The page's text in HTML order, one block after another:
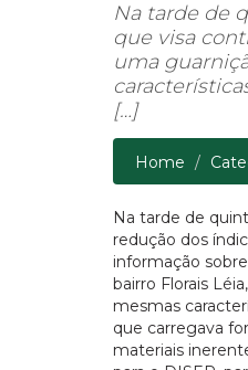
Na tarde de
que visa
uma
[…]
Home
Na tarde de
redução dos
informação
bairro Florais
mesmas
que carregava
materiais